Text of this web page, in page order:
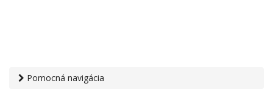
Pomocná navigácia